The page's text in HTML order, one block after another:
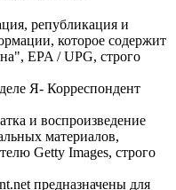
републикация и
которое содержит
EPA / UPG, строго
Я- Корреспондент
и воспроизведение
материалов,
Getty Images, строго
предназначены для